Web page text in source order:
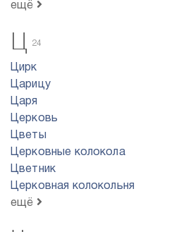
ещё
Ц 24
Цирк
Царицу
Царя
Церковь
Цветы
Церковные колокола
Цветник
Церковная колокольня
ещё